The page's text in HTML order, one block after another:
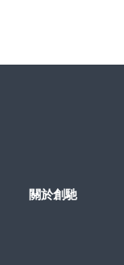
關於創馳